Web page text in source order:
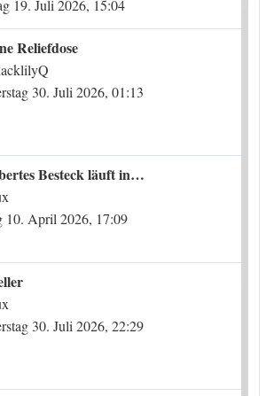
19. Juli 2026, 15:04
Beitrag
Reliefdose
30. Juli 2026, 01:13
BeitragBesteck läuft in…
10. April 2026, 17:09
30. Juli 2026, 22:29